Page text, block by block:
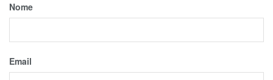
Nome
Email